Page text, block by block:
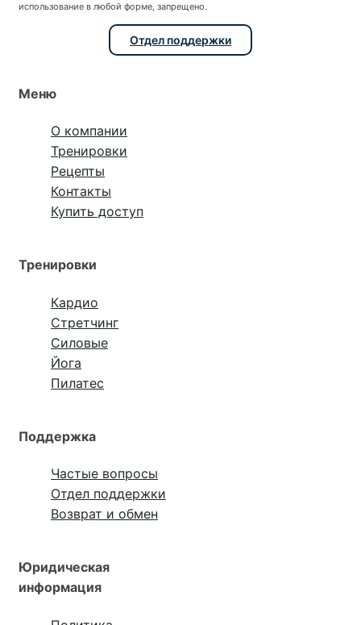
использование в любой форме, запрещено.
Отдел поддержки
Меню
О компании
Тренировки
Рецепты
Контакты
Купить доступ
Тренировки
Кардио
Стретчинг
Силовые
Йога
Пилатес
Поддержка
Частые вопросы
Отдел поддержки
Возврат и обмен
Юридическая
информация